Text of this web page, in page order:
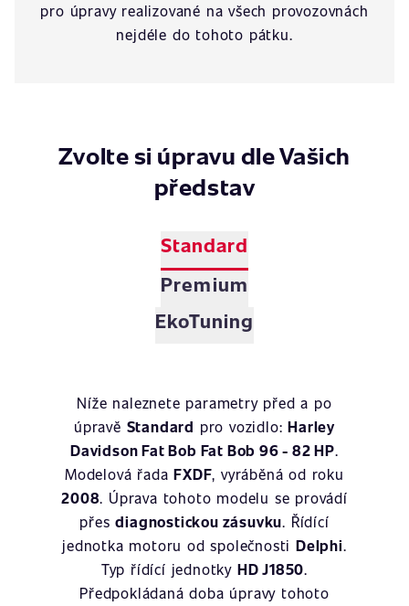
pro úpravy realizované na všech provozovnách
nejdéle do tohoto pátku.
Zvolte si úpravu dle Vašich
představ
Standard
Premium
EkoTuning
Níže naleznete parametry před a po
úpravě Standard pro vozidlo:Harley
Davidson Fat Bob Fat Bob 96 - 82 HP.
Modelová řadaFXDF, vyráběná od roku
2008. Úprava tohoto modelu se provádí
přesdiagnostickou zásuvku. Řídící
jednotka motoru od společnostiDelphi.
Typ řídící jednotky HD J1850.
Předpokládaná doba úpravy tohoto